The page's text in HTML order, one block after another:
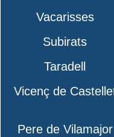
Vacarisses
Subirats
Taradell
Vicenç de
Pere de Vilamajor